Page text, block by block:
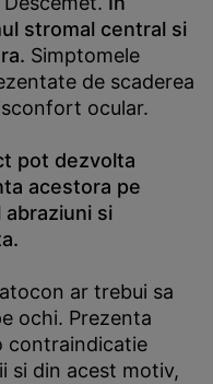
stromal central si
Simptomele
de scaderea
ocular.
pot dezvolta
acestora pe
si
ar trebui sa
ochi. Prezenta
contraindicatie
si din acest motiv,